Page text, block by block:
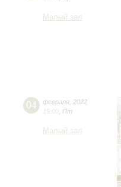
Малый зал
04 февраля 2022
19:00 Пт
Малый зал